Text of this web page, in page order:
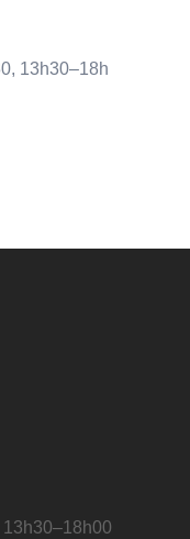
13h30–18h